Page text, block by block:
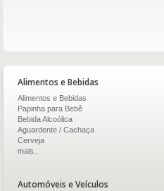
Alimentos e Bebidas
Alimentos e Bebidas
Papinha para Bebê
Bebida Alcoólica
Aguardente / Cachaça
Cerveja
mais..
Automóveis e Veículos